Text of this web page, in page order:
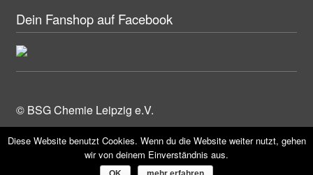
Dein Fanshop auf Facebook
© BSG Chemie Leipzig e.V.
Diese Website benutzt Cookies. Wenn du die Website weiter nutzt, gehen
wir von deinem Einverständnis aus.